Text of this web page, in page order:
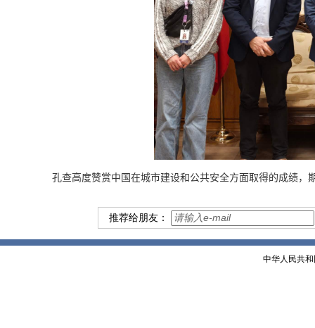
孔查高度赞赏中国在城市建设和公共安全方面取得的成绩
推荐给朋友：
中华人民共